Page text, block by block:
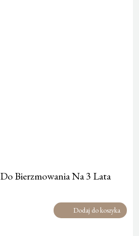
Bierzmowania Na 3 Lata
Dodaj do koszyka